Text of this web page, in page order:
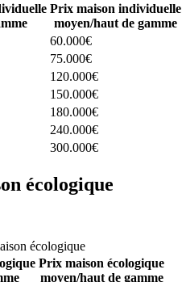
Prix maison individuelle
moyen/haut de gamme
60.000€
75.000€
120.000€
150.000€
180.000€
240.000€
300.000€
écologique
écologique
Prix maison écologique
moyen/haut de gamme